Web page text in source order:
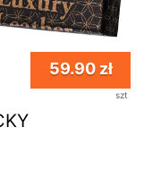
59.90 zł
szt